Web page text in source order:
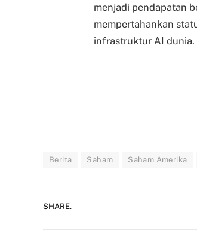
menjadi pendapatan
mempertahankan
infrastruktur AI dunia.
Berita Saham Saham Amerika
SHARE.